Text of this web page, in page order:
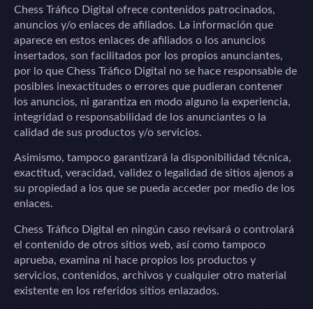
Chess Tráfico Digital ofrece contenidos patrocinados,
anuncios y/o enlaces de afiliados. La información que
aparece en estos enlaces de afiliados o los anuncios
insertados, son facilitados por los propios anunciantes,
por lo que Chess Tráfico Digital
no se hace responsable de
posibles inexactitudes o errores que pudieran contener
los anuncios, ni garantiza en modo alguno la experiencia,
integridad o responsabilidad de los anunciantes o la
calidad de sus productos y/o servicios.
Asimismo, tampoco garantizará la disponibilidad técnica,
exactitud, veracidad, validez o legalidad de sitios ajenos a
su propiedad a los que se pueda acceder por medio de los
enlaces.
Chess Tráfico Digital en ningún caso revisará o controlará
el contenido de otros sitios web, así como tampoco
aprueba, examina ni hace propios los productos y
servicios, contenidos, archivos y cualquier otro material
existente en los referidos sitios enlazados.